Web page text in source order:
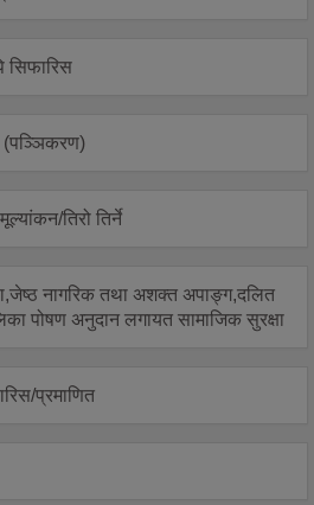
सिफारिस
(पञ्ञिकरण)
तिरो तिर्ने
नागरिक तथा अशक्त अपाङ्ग,दलित
पोषण अनुदान लगायत सामाजिक सुरक्षा
प्रमाणित